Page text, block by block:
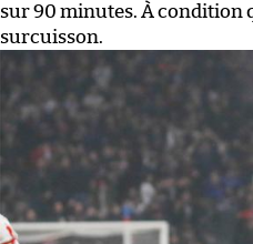
sur 90 minutes. À condition
surcuisson.